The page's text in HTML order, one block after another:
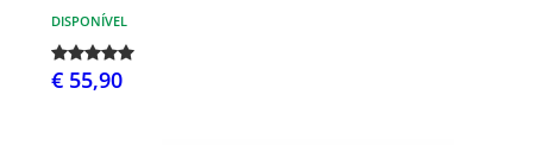
DISPONÍVEL
€ 55,90